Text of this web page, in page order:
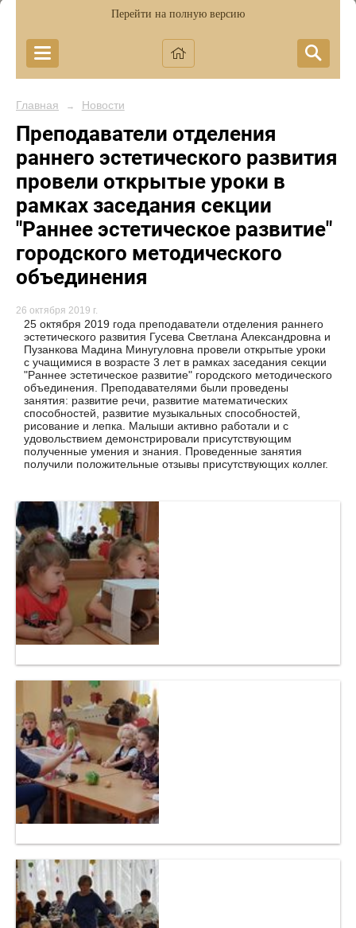
Перейти на полную версию
Главная → Новости
Преподаватели отделения
раннего эстетического развития
провели открытые уроки в
рамках заседания секции
"Раннее эстетическое развитие"
городского методического
объединения
26 октября 2019 г.
25 октября 2019 года преподаватели отделения раннего
эстетического развития Гусева Светлана Александровна и
Пузанкова Мадина Минугуловна провели открытые уроки
с учащимися в возрасте 3 лет в рамках заседания секции
"Раннее эстетическое развитие" городского методического
объединения. Преподавателями были проведены
занятия: развитие речи, развитие математических
способностей, развитие музыкальных способностей,
рисование и лепка. Малыши активно работали и с
удовольствием демонстрировали присутствующим
полученные умения и знания. Проведенные занятия
получили положительные отзывы присутствующих коллег.